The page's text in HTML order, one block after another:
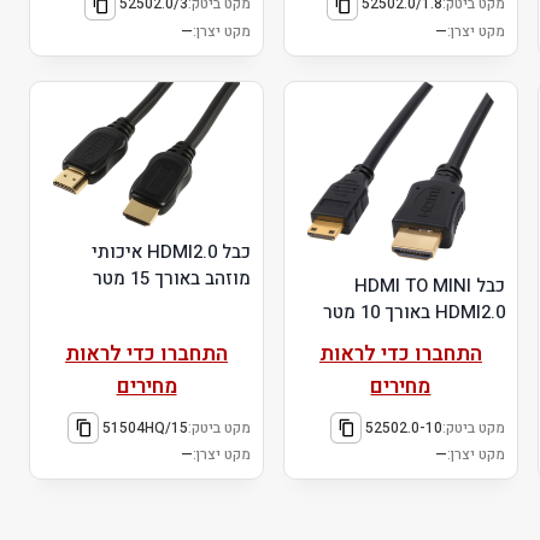
מקט יצרן:—
מקט יצרן:—
כבל HDMI TO MINI
HDMI2.0 באורך 10 מטר
התחברו כדי לראות
מחירים
מקט ביטק:52502.0-10
מקט יצרן:—
כבל HDMI2.0 איכותי
מוזהב באורך 15 מטר
התחברו כדי לראות
מחירים
מקט ביטק:51504HQ/15
מקט יצרן:—